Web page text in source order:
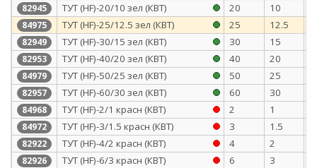
82945 ТУТ (HF)-20/10 зел (КВТ) 20 10
84975 ТУТ (HF)-25/12.5 зел (КВТ) 25 12.5
82949 ТУТ (HF)-30/15 зел (КВТ) 30 15
82953 ТУТ (HF)-40/20 зел (КВТ) 40 20
84979 ТУТ (HF)-50/25 зел (КВТ) 50 25
82957 ТУТ (HF)-60/30 зел (КВТ) 60 30
84968 ТУТ (HF)-2/1 красн (КВТ) 2 1
84972 ТУТ (HF)-3/1.5 красн (КВТ) 3 1.5
82922 ТУТ (HF)-4/2 красн (КВТ) 4 2
82926 ТУТ (HF)-6/3 красн (КВТ) 6 3